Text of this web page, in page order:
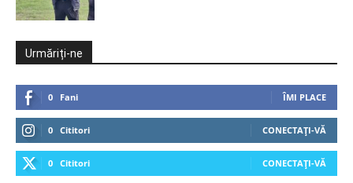
Urmăriți-ne
0 Fani ÎMI PLACE
0 Cititori CONECTAȚI-VĂ
0 Cititori CONECTAȚI-VĂ